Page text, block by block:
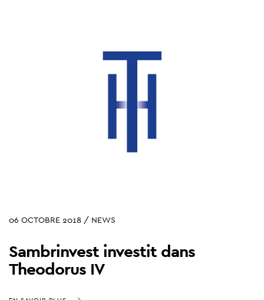
06 OCTOBRE 2018 / NEWS
Sambrinvest investit dans
Theodorus IV